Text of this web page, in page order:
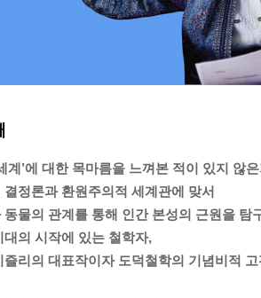
계’에 대한 목마름을 느껴본 적이 있지 않
결정론과 환원주의적 세계관에 맞서
동물의 관계를 통해 인간 본성의 근원을 탐
대의 시작에 있는 철학자,
즐리의 대표작이자 도덕철학의 기념비적 고